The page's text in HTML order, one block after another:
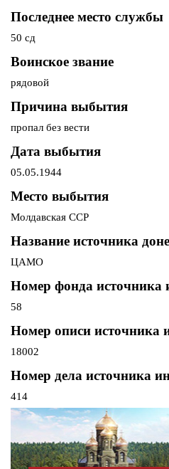
Последнее место службы
50 сд
Воинское звание
рядовой
Причина выбытия
пропал без вести
Дата выбытия
05.05.1944
Место выбытия
Молдавская ССР
Название источника
ЦАМО
Номер фонда источника
58
Номер описи источника
18002
Номер дела источника
414